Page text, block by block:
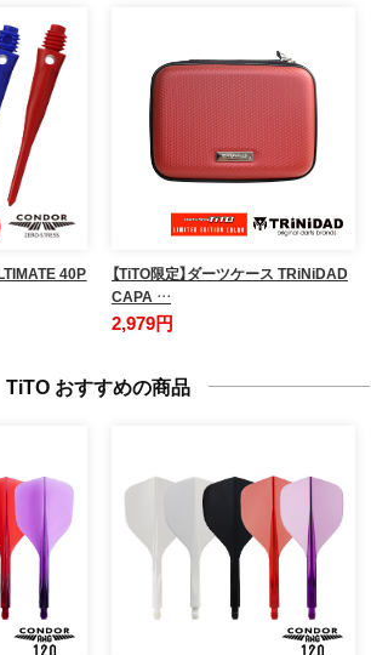
40P
【TiTO限定】ダーツケース TRiNiDAD
CAPA …
2,979円
TiTO おすすめの商品